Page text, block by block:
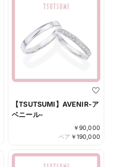
【TSUTSUMI】AVENIR-ア
ベニール-
￥ 90,000
￥ 190,000
ペア